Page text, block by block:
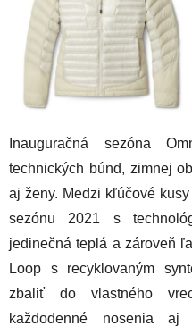
Inauguračná sezóna
technických búnd, zimnej
aj ženy. Medzi kľúčové
sezónu 2021 s
jedinečná teplá a zároveň
Loop s recyklovaným
zbaliť do vlastného
každodenné nosenia